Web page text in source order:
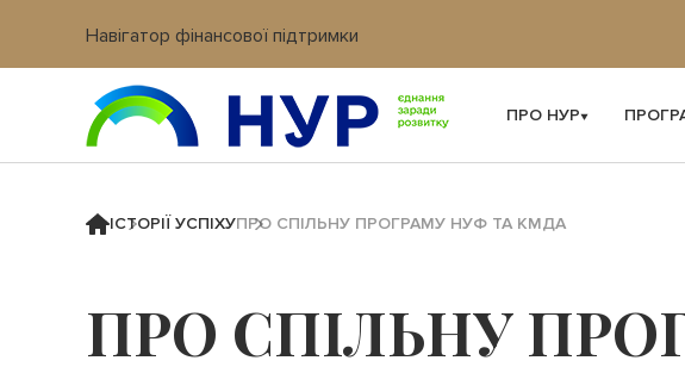
Навігатор фінансової підтримки
Вхід в кабінет IT платформи
ПРО НУР
ІСТОРІЇ УСПІХУПРО СПІЛЬНУ ПРОГРАМУ НУФ ТА КМДА
ПРО СПІЛЬНУ